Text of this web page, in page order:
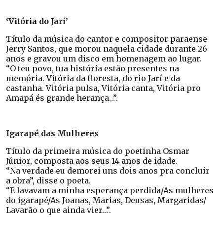
‘Vitória do Jarí’
Título da música do cantor e compositor paraense
Jerry Santos, que morou naquela cidade durante 26
anos e gravou um disco em homenagem ao lugar.
“O teu povo, tua história estão presentes na
memória. Vitória da floresta, do rio Jarí e da
castanha. Vitória pulsa, Vitória canta, Vitória pro
Amapá és grande herança…”.
Igarapé das Mulheres
Título da primeira música do poetinha Osmar
Júnior, composta aos seus 14 anos de idade.
“Na verdade eu demorei uns dois anos pra concluir
a obra”, disse o poeta.
“E lavavam a minha esperança perdida/As mulheres
do igarapé/As Joanas, Marias, Deusas, Margaridas/
Lavarão o que ainda vier…”.